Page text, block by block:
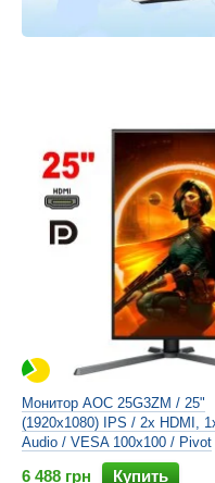
Монитор AOC 25G3ZM / 25"
(1920x1080) IPS / 2x HDMI,
Audio / VESA 100x100 / Pivot
6 488 грн Купить